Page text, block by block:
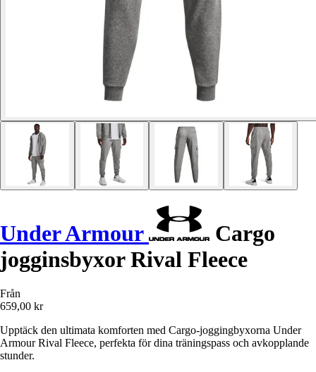
Under Armour
Cargo
jogginsbyxor Rival Fleece
Från
659,00 kr
Upptäck den ultimata komforten med Cargo-joggingbyxorna Under
Armour Rival Fleece, perfekta för dina träningspass och avkopplande
stunder.